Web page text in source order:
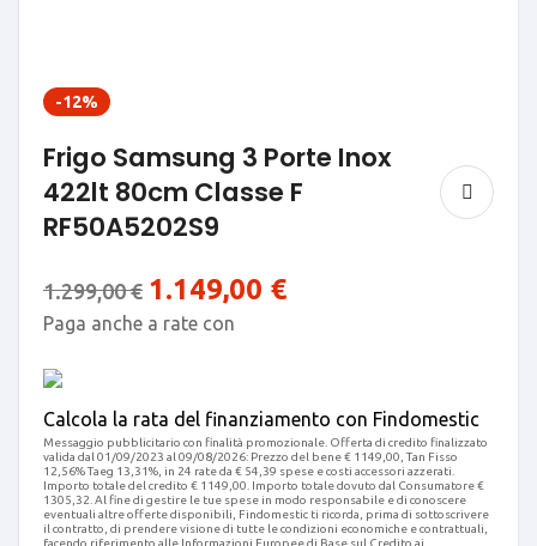
-12%
Frigo Samsung 3 Porte Inox
422lt 80cm Classe F
RF50A5202S9
1.299,00€ 1.149,00 €
Paga anche a rate con
Calcola la rata del finanziamento con Findomestic
Messaggio pubblicitario con finalità promozionale. Offerta di credito finalizzato
valida dal 01/09/2023 al 09/08/2026: Prezzo del bene € 1149,00, Tan Fisso
12,56% Taeg 13,31%, in 24 rate da € 54,39 spese e costi accessori azzerati.
Importo totale del credito € 1149,00. Importo totale dovuto dal Consumatore €
1305,32. Al fine di gestire le tue spese in modo responsabile e di conoscere
eventuali altre offerte disponibili, Findomestic ti ricorda, prima di sottoscrivere
il contratto, di prendere visione di tutte le condizioni economiche e contrattuali,
facendo riferimento alle Informazioni Europee di Base sul Credito ai